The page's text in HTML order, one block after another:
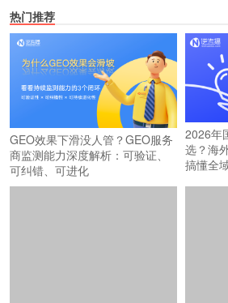
热门推荐
GEO效果下滑没人管？GEO服务
商监测能力深度解析：可验证、
可纠错、可进化
2026年
选？海
搞懂全